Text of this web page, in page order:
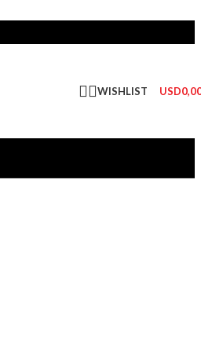
WISHLIST USD